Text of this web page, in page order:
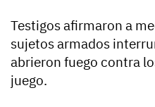
Testigos afirmaron a
sujetos armados
abrieron fuego contra
juego.